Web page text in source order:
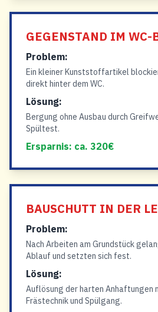
GEGENSTAND IM WC-
Problem:
Ein kleiner Kunststoffartikel
direkt hinter dem WC.
Lösung:
Bergung ohne Ausbau durch
Spültest.
Ersparnis: ca. 320€
BAUSCHUTT IN DER
Problem:
Nach Arbeiten am Grundstück
Ablauf und setzten sich fest.
Lösung:
Auflösung der harten Anhaftungen
Frästechnik und Spülgang.